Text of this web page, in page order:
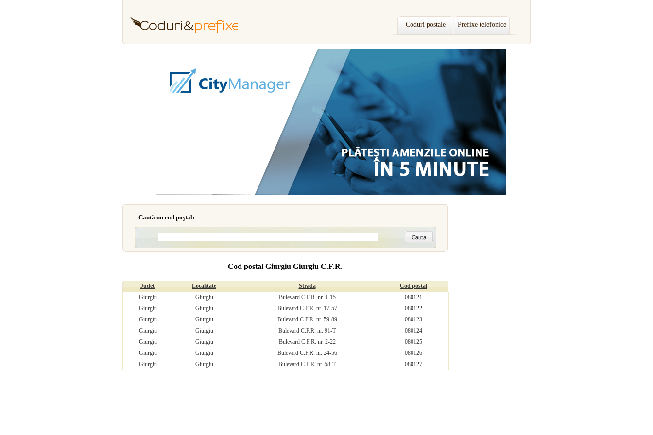
Coduri postale Prefixe telefonice
Caută un cod poştal:
Cod postal Giurgiu Giurgiu C.F.R.
Judet Localitate Strada
Cod postal
Giurgiu
Giurgiu Bulevard C.F.R. nr. 1-15
080121
Giurgiu
Giurgiu Bulevard C.F.R. nr. 17-57
080122
Giurgiu
Giurgiu Bulevard C.F.R. nr. 59-89
080123
Giurgiu
Giurgiu Bulevard C.F.R. nr. 91-T
080124
Giurgiu
Giurgiu Bulevard C.F.R. nr. 2-22
080125
Giurgiu
Giurgiu Bulevard C.F.R. nr. 24-56
080126
Giurgiu
Giurgiu Bulevard C.F.R. nr. 58-T 080127